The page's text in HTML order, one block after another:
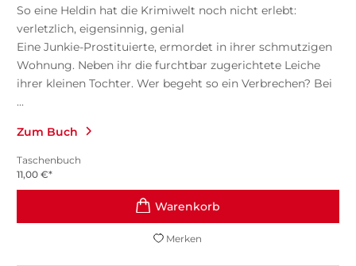
So eine Heldin hat die Krimiwelt noch nicht erlebt:
verletzlich, eigensinnig, genial
Eine Junkie-Prostituierte, ermordet in ihrer schmutzigen
Wohnung. Neben ihr die furchtbar zugerichtete Leiche
ihrer kleinen Tochter. Wer begeht so ein Verbrechen? Bei
...
Zum Buch
Taschenbuch
11,00 €*
Merken